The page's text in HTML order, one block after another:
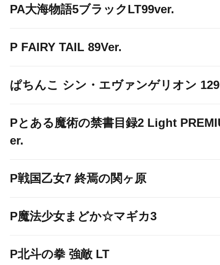
PA大海物語5ブラックLT99ver.
P FAIRY TAIL 89Ver.
ぱちんこ シン・エヴァンゲリオン
Pとある魔術の禁書目録2 Light
er.
P戦国乙女7 終焉の関ヶ原
P魔法少女まどか☆マギカ3
P北斗の拳 強敵 LT